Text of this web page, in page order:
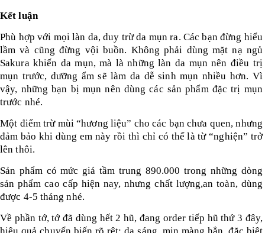
Kết luận
Phù hợp với mọi làn da, duy trừ da mụn ra. Các bạn đừng hiểu
lầm và cũng đừng vội buồn. Không phải dùng mặt nạ ngủ
Sakura khiến da mụn, mà là những làn da mụn nên điều trị
mụn trước, dưỡng ẩm sẽ làm da dễ sinh mụn nhiều hơn. Vì
vậy, những bạn bị mụn nên dùng các sản phẩm đặc trị mụn
trước nhé.
Một điểm trừ mùi “hương liệu” cho các bạn chưa quen, nhưng
đảm bảo khi dùng em này rồi thì chỉ có thể là từ “nghiện” trở
lên thôi.
Sản phẩm có mức giá tầm trung 890.000 trong những dòng
sản phẩm cao cấp hiện nay, nhưng chất lượng,an toàn, dùng
được 4-5 tháng nhé.
Về phần tớ, tớ đã dùng hết 2 hũ, đang order tiếp hũ thứ 3 đây,